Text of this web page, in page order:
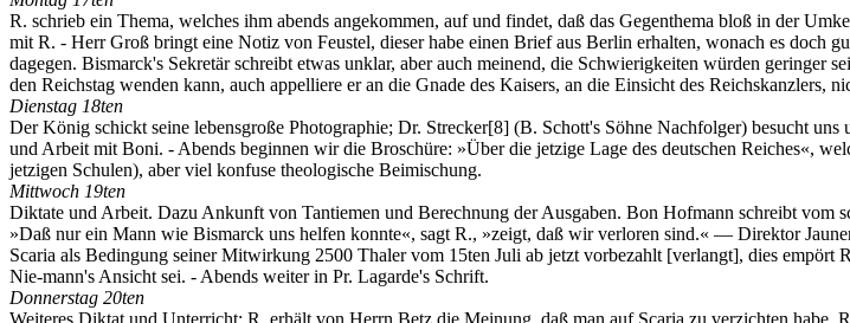
R. schrieb ein Thema, welches ihm abends angekommen, auf und findet, daß das Gegenthema bloß in der
mit R. - Herr Groß bringt eine Notiz von Feustel, dieser habe einen Brief aus Berlin erhalten, wonach es doch
dagegen. Bismarck's Sekretär schreibt etwas unklar, aber auch meinend, die Schwierigkeiten würden geringer
den Reichstag wenden kann, auch appelliere er an die Gnade des Kaisers, an die Einsicht des Reichskanzlers,
Dienstag 18ten
Der König schickt seine lebensgroße Photographie; Dr. Strecker[8] (B. Schott's Söhne Nachfolger) besucht
und Arbeit mit Boni. - Abends beginnen wir die Broschüre: »Über die jetzige Lage des deutschen Reiches«,
jetzigen Schulen), aber viel konfuse theologische Beimischung.
Mittwoch 19ten
Diktate und Arbeit. Dazu Ankunft von Tantiemen und Berechnung der Ausgaben. Bon Hofmann schreibt vom
»Daß nur ein Mann wie Bismarck uns helfen konnte«, sagt R., »zeigt, daß wir verloren sind.« — Direktor
Scaria als Bedingung seiner Mitwirkung 2500 Thaler vom 15ten Juli ab jetzt vorbezahlt [verlangt], dies
Nie-mann's Ansicht sei. - Abends weiter in Pr. Lagarde's Schrift.
Donnerstag 20ten
Weiteres Diktat und Unterricht; R. erhält von Herrn Betz die Meinung, daß man auf Scaria zu verzichten habe.